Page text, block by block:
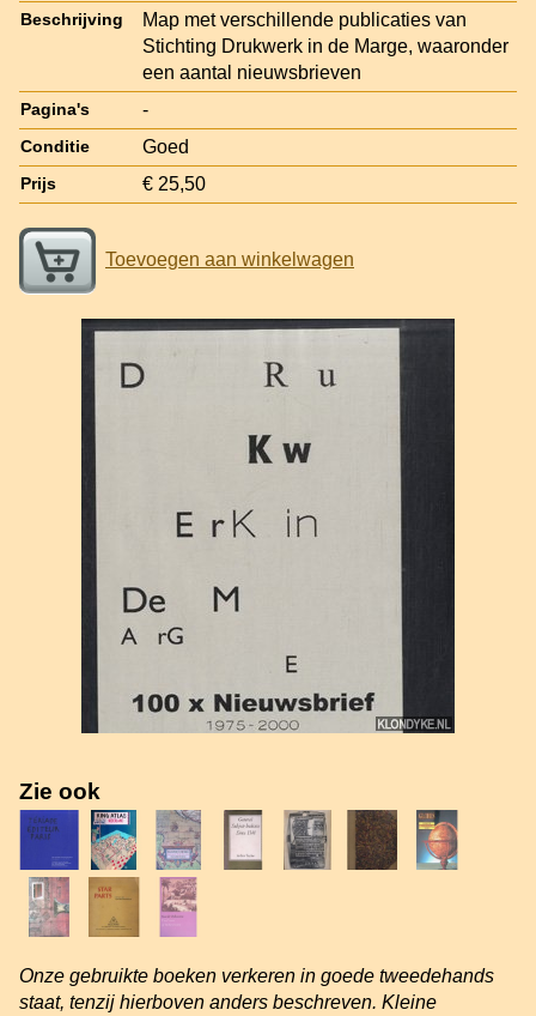
Beschrijving
Map met verschillende publicaties van
Stichting Drukwerk in de Marge, waaronder
een aantal nieuwsbrieven
Pagina's -
Conditie Goed
Prijs € 25,50
Toevoegen aan winkelwagen
Zie ook
Onze gebruikte boeken verkeren in goede tweedehands
staat, tenzij hierboven anders beschreven. Kleine